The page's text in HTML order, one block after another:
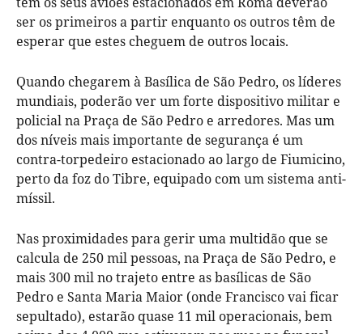
ser os primeiros a partir enquanto os outros têm de
esperar que estes cheguem de outros locais.
Quando chegarem à Basílica de São Pedro, os líderes
mundiais, poderão ver um forte dispositivo militar e
policial na Praça de São Pedro e arredores. Mas um
dos níveis mais importante de segurança é um
contra-torpedeiro estacionado ao largo de Fiumicino,
perto da foz do Tibre, equipado com um sistema anti-
míssil.
Nas proximidades para gerir uma multidão que se
calcula de 250 mil pessoas, na Praça de São Pedro, e
mais 300 mil no trajeto entre as basílicas de São
Pedro e Santa Maria Maior (onde Francisco vai ficar
sepultado), estarão quase 11 mil operacionais, bem